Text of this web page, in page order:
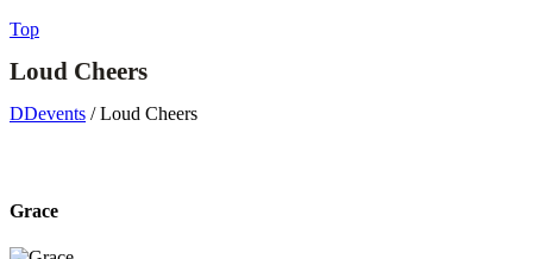
Top
Loud Cheers
DDevents /Loud Cheers
Grace